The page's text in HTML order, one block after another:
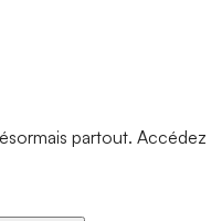
partout. Accédez